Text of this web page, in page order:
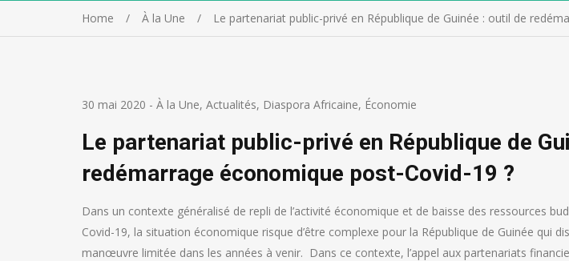
Home À la Une Le partenariat public-privé en République de Guinée : outil de
30 mai 2020 - À la Une, Actualités, Diaspora Africaine, Économie
Le partenariat public-privé en République de
redémarrage économique post-Covid-19 ?
Dans un contexte généralisé de repli de l’activité économique et de baisse des ressources
Covid-19, la situation économique risque d’être complexe pour la République de Guinée qui
manœuvre limitée dans les années à venir. Dans ce contexte, l’appel aux partenariats